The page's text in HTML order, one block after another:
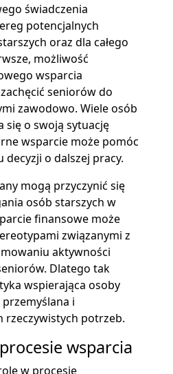
świadczenia
potencjalnych
oraz dla całego
możliwość
wsparcia
seniorów do
zawodowo. Wiele osób
się o swoją sytuację
wsparcie może pomóc
o dalszej pracy.
mogą przyczynić się
osób starszych w
finansowe może
związanymi z
aktywności
Dlatego tak
wspierająca osoby
i
rzeczywistych potrzeb.
wsparcia
w procesie